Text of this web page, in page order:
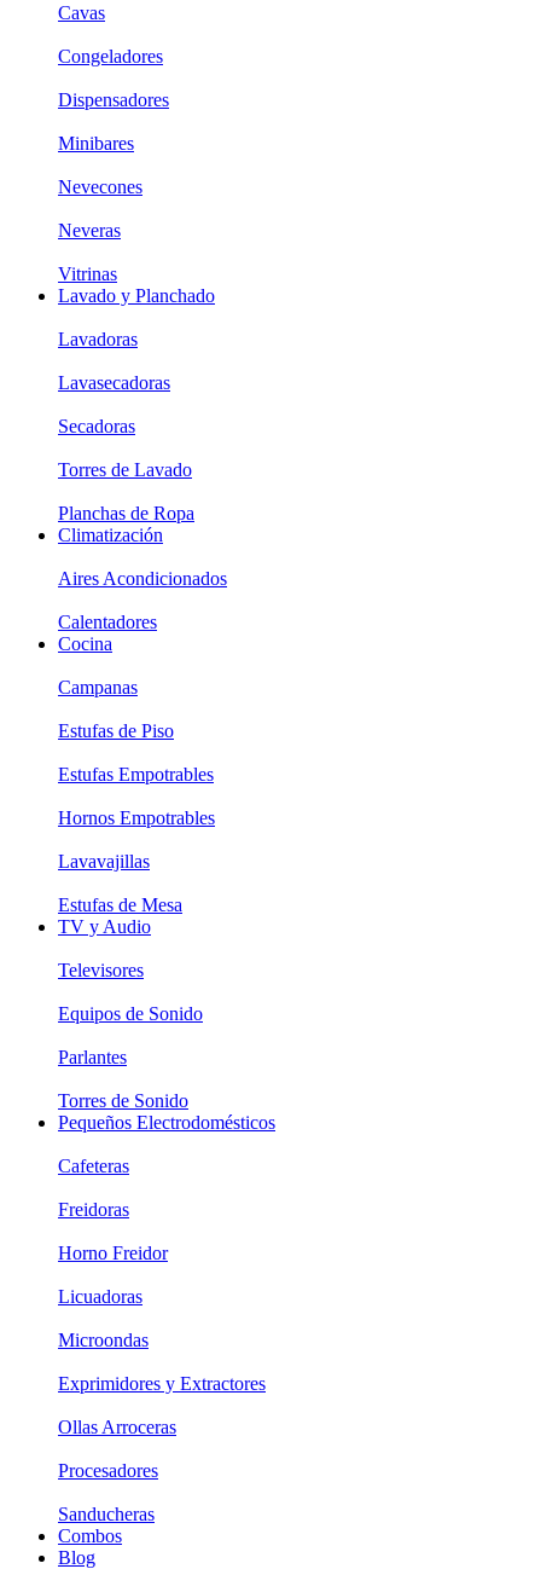
Cavas
Congeladores
Dispensadores
Minibares
Nevecones
Neveras
Vitrinas
Lavado y Planchado
Lavadoras
Lavasecadoras
Secadoras
Torres de Lavado
Planchas de Ropa
Climatización
Aires Acondicionados
Calentadores
Cocina
Campanas
Estufas de Piso
Estufas Empotrables
Hornos Empotrables
Lavavajillas
Estufas de Mesa
TV y Audio
Televisores
Equipos de Sonido
Parlantes
Torres de Sonido
Pequeños Electrodomésticos
Cafeteras
Freidoras
Horno Freidor
Licuadoras
Microondas
Exprimidores y Extractores
Ollas Arroceras
Procesadores
Sanducheras
Combos
Blog